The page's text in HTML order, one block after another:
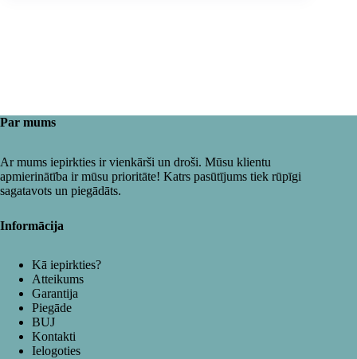
Par mums
Ar mums iepirkties ir vienkārši un droši. Mūsu klientu
apmierinātība ir mūsu prioritāte! Katrs pasūtījums tiek rūpīgi
sagatavots un piegādāts.
Informācija
Kā iepirkties?
Atteikums
Garantija
Piegāde
BUJ
Kontakti
Ielogoties